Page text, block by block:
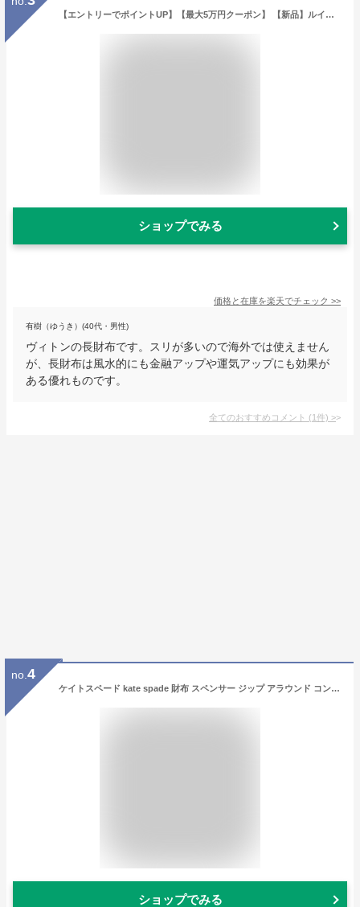
【エントリーでポイントUP】【最大5万円クーポン】 【新品】ルイヴィトン 長財布 ポルトフォイユ・サラ M62235 モノグラム ローズ・バレリーヌ ヴィトン 財布(42828)
ショップでみる
価格と在庫を楽天でチェック >>
有樹（ゆうき）(40代・男性)
ヴィトンの長財布です。スリが多いので海外では使えません
が、長財布は風水的にも金融アップや運気アップにも効果が
ある優れものです。
全てのおすすめコメント (1件) >
no. 4
ケイトスペード kate spade 財布 スペンサー ジップ アラウンド コンチネンタル ウォレット DARK DEEP JASPER
ショップでみる